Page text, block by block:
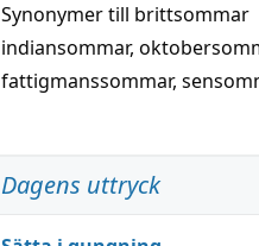
Synonymer till brittsommar
indiansommar,
fattigmanssommar,
Dagens uttryck